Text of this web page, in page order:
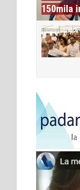
150mila